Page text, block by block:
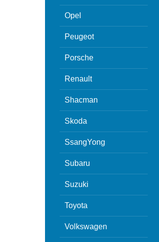
Opel
Peugeot
Porsche
Renault
Shacman
Skoda
SsangYong
Subaru
Suzuki
Toyota
Volkswagen